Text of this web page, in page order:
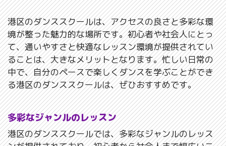
港区のダンススクールは、アクセスの良さと多彩な環
境が整った魅力的な場所です。初心者や社会人にとっ
て、通いやすさと快適なレッスン環境が提供されてい
ることは、大きなメリットとなります。忙しい日常の
中で、自分のペースで楽しくダンスを学ぶことができ
る港区のダンススクールは、ぜひおすすめです。
多彩なジャンルのレッスン
港区のダンススクールでは、多彩なジャンルのレッス